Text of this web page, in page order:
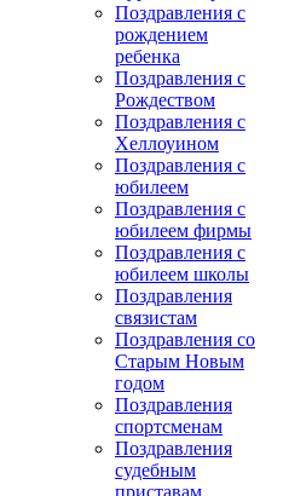
Поздравления с
рождением
ребенка
Поздравления с
Рождеством
Поздравления с
Хеллоуином
Поздравления с
юбилеем
Поздравления с
юбилеем фирмы
Поздравления с
юбилеем школы
Поздравления
связистам
Поздравления со
Старым Новым
годом
Поздравления
спортсменам
Поздравления
судебным
приставам